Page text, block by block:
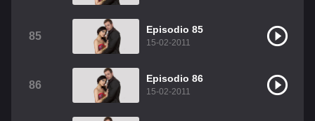
85
Episodio 85
15-02-2011
86
Episodio 86
15-02-2011